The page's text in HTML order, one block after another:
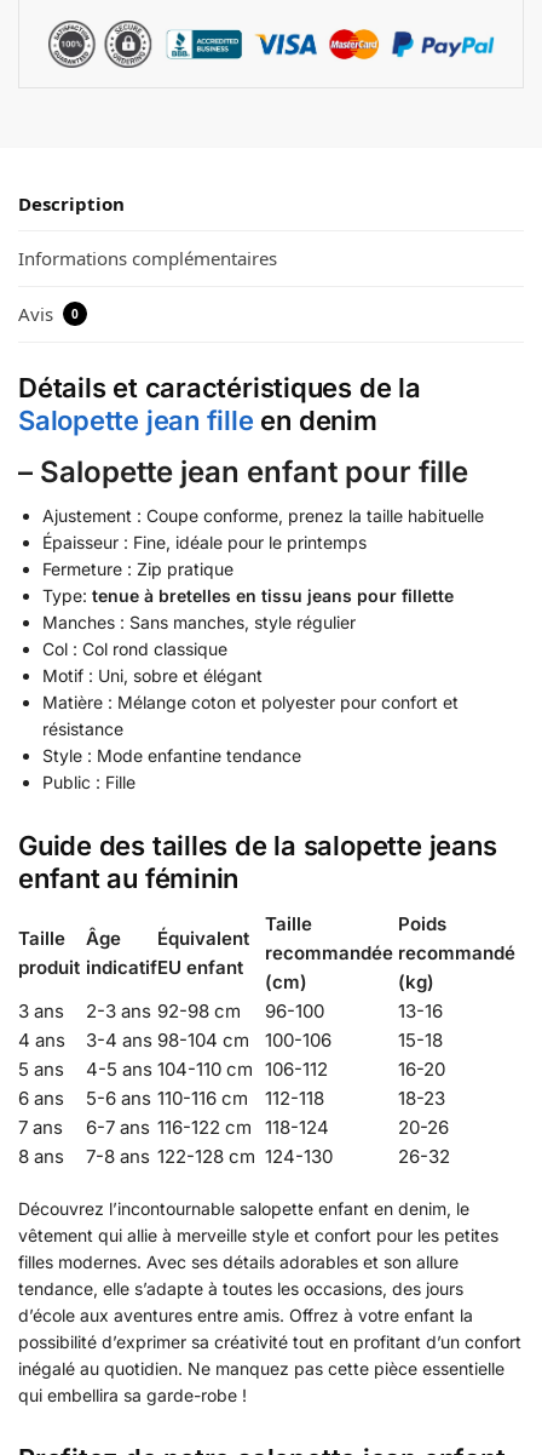
Description
Informations complémentaires
Avis 0
Détails et caractéristiques de la
Salopette jean fille en denim
– Salopette jean enfant pour fille
Ajustement : Coupe conforme, prenez la taille habituelle
Épaisseur : Fine, idéale pour le printemps
Fermeture : Zip pratique
Type: tenue à bretelles en tissu jeans pour fillette
Manches : Sans manches, style régulier
Col : Col rond classique
Motif : Uni, sobre et élégant
Matière : Mélange coton et polyester pour confort et
résistance
Style : Mode enfantine tendance
Public : Fille
Guide des tailles de la salopette jeans
enfant au féminin
Taille
produit
Âge
indicatif
Équivalent
EU enfant
Taille
recommandée
(cm)
Poids
recommandé
(kg)
3 ans
2-3 ans 92-98 cm 96-100
13-16
4 ans
3-4 ans 98-104 cm 100-106
15-18
5 ans
4-5 ans 104-110 cm 106-112
16-20
6 ans
5-6 ans 110-116 cm 112-118
18-23
7 ans
6-7 ans 116-122 cm 118-124
20-26
8 ans
7-8 ans 122-128 cm 124-130 26-32
Découvrez l’incontournable salopette enfant en denim, le
vêtement qui allie à merveille style et confort pour les petites
filles modernes. Avec ses détails adorables et son allure
tendance, elle s’adapte à toutes les occasions, des jours
d’école aux aventures entre amis. Offrez à votre enfant la
possibilité d’exprimer sa créativité tout en profitant d’un confort
inégalé au quotidien. Ne manquez pas cette pièce essentielle
qui embellira sa garde-robe !